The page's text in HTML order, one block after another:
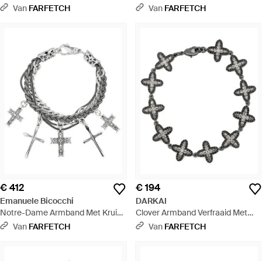
Van FARFETCH
Van FARFETCH
€ 412
Emanuele Bicocchi
Notre-Dame Armband Met Kruis
Bedel - Metallic
Van FARFETCH
€ 194
DARKAI
Clover Armband Verfraaid Met
Kristallen - Wit
Van FARFETCH